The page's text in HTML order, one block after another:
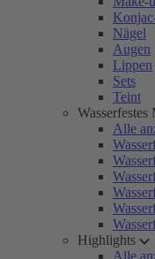
Nägel
Augen
Lippen
Sets
Teint
Wasserfestes
Alle
Highlights
Alle